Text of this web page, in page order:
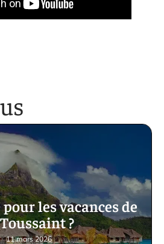
les vacances de
?
11 mars 2026